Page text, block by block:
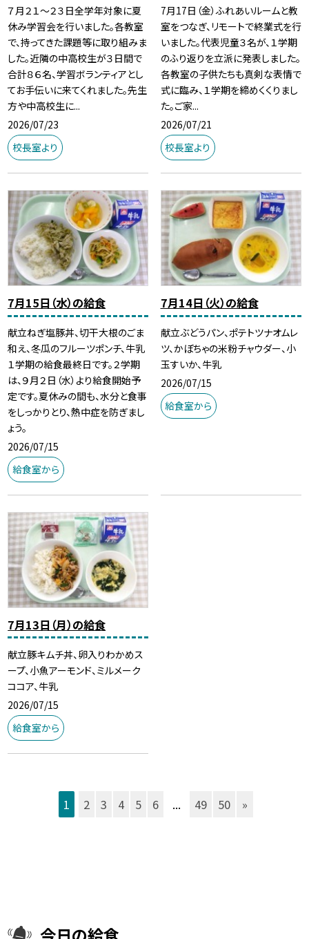
７月２１～２３日全学年対象に夏
休み学習会を行いました。各教室
で、持ってきた課題等に取り組みま
した。近隣の中高校生が３日間で
合計８６名、学習ボランティアとし
てお手伝いに来てくれました。先生
方や中高校生に...
2026/07/23
校長室より
7月17日（金）ふれあいルームと教
室をつなぎ、リモートで終業式を行
いました。代表児童３名が、１学期
のふり返りを立派に発表しました。
各教室の子供たちも真剣な表情で
式に臨み、１学期を締めくくりまし
た。ご家...
2026/07/21
校長室より
7月15日（水）の給食
献立ねぎ塩豚丼、切干大根のごま
和え、冬瓜のフルーツポンチ、牛乳
１学期の給食最終日です。２学期
は、９月２日（水）より給食開始予
定です。夏休みの間も、水分と食事
をしっかりとり、熱中症を防ぎまし
ょう。
2026/07/15
給食室から
7月14日（火）の給食
献立ぶどうパン、ポテトツナオムレ
ツ、かぼちゃの米粉チャウダー、小
玉すいか、牛乳
2026/07/15
給食室から
7月13日（月）の給食
献立豚キムチ丼、卵入りわかめス
ープ、小魚アーモンド、ミルメーク
ココア、牛乳
2026/07/15
給食室から
1 2 3 4 5 6 ... 49 50 »